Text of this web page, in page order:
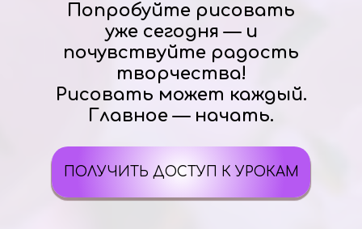
ПОЛУЧИТЬ ДОСТУП К УРОКАМ
Попробуйте рисовать
уже сегодня — и
почувствуйте радость
творчества!
Рисовать может каждый.
Главное — начать.